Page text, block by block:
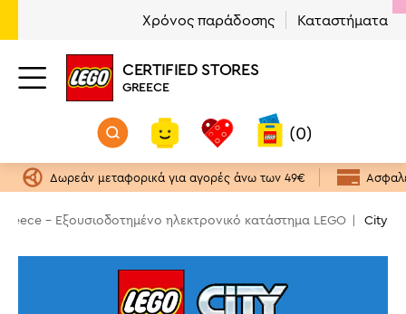
Χρόνος παράδοσης Καταστήματα
CERTIFIED STORES
GREECE
(0)
Δωρεάν μεταφορικά για αγορές άνω των 49€
- Εξουσιοδοτημένο ηλεκτρονικό κατάστημα LEGO City
City (78)
4+ ετών (6)
(64)
(8)
€
4 € 215 €
Αγόρι (62)
Αγόρι & Κορίτσι
(16)
Διαθέσιμα προϊόντα
Ναι (69)